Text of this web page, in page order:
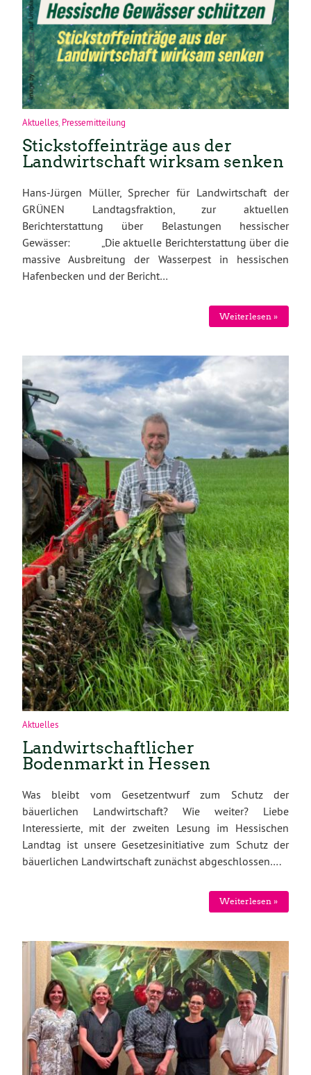
Aktuelles, Pressemitteilung
Stickstoffeinträge aus der
Landwirtschaft wirksam senken
Hans-Jürgen Müller, Sprecher für Landwirtschaft der
GRÜNEN Landtagsfraktion, zur aktuellen
Berichterstattung über Belastungen hessischer
Gewässer: „Die aktuelle Berichterstattung über die
massive Ausbreitung der Wasserpest in hessischen
Hafenbecken und der Bericht…
Weiterlesen »
Aktuelles
Landwirtschaftlicher
Bodenmarkt in Hessen
Was bleibt vom Gesetzentwurf zum Schutz der
bäuerlichen Landwirtschaft? Wie weiter? Liebe
Interessierte, mit der zweiten Lesung im Hessischen
Landtag ist unsere Gesetzesinitiative zum Schutz der
bäuerlichen Landwirtschaft zunächst abgeschlossen….
Weiterlesen »